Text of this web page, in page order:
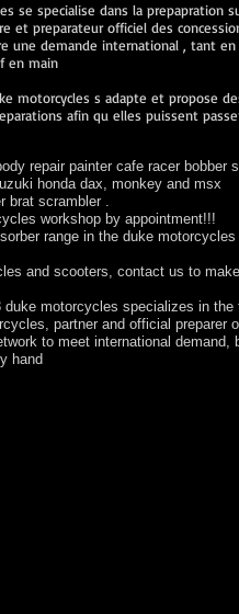
se specialise dans la prepapration
et preparateur officiel des
demande international , tant
en main
motorcycles s adapte et propose
afin qu elles puissent
repair painter cafe racer bobber
honda dax, monkey and msx
brat scrambler .
workshop by appointment!!!
range in the duke motorcycles
and scooters, contact us to
motorcycles specializes in
partner and official preparer
to meet international
hand